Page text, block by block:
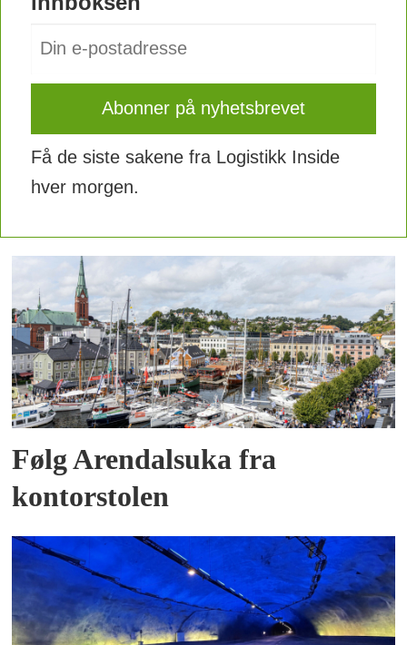
Få de siste sakene fra Logistikk Inside
hver morgen.
Følg Arendalsuka fra
kontorstolen